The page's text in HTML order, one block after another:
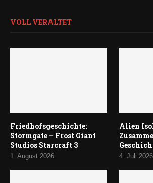
VOLL VERALTET
Friedhofsgeschichte:
Stormgate – Frost Giant
Studios Starcraft 3
1. August 2026
Alien
4. Juli 2026